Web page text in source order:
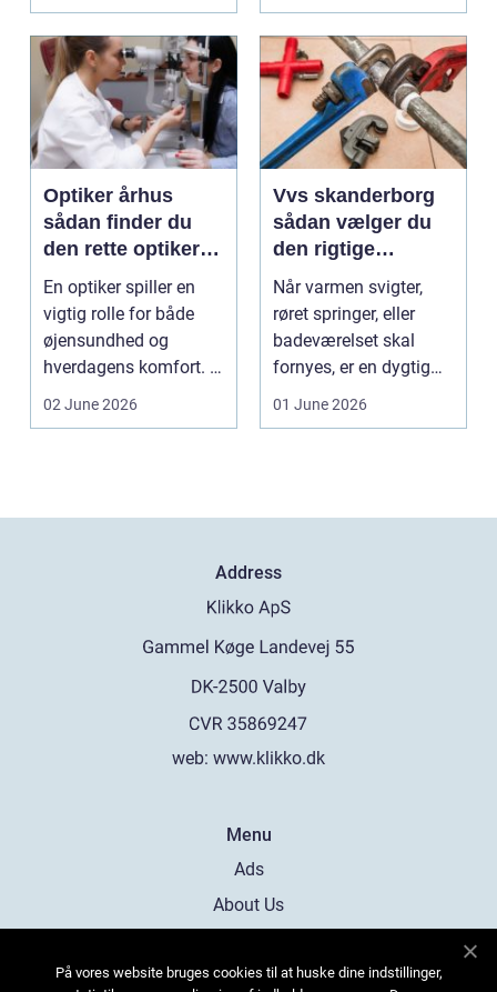
Optiker århus
sådan finder du
den rette optiker i
byen
En optiker spiller en
vigtig rolle for både
øjensundhed og
hverdagens komfort. I
en by som Aarhus, h...
02 June 2026
Vvs skanderborg
sådan vælger du
den rigtige
installatør
Når varmen svigter,
røret springer, eller
badeværelset skal
fornyes, er en dygtig
VVS-installatør gu...
01 June 2026
Address
web: www.klikko.dk
Menu
Ads
About Us
Contact
På vores website bruges cookies til at huske dine indstillinger,